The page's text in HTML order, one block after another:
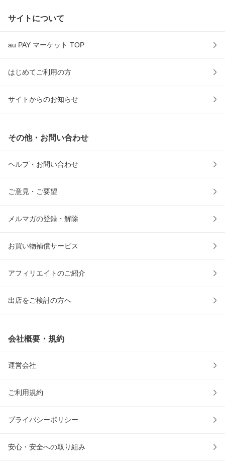
サイトについて
au PAY マーケット TOP
はじめてご利用の方
サイトからのお知らせ
その他・お問い合わせ
ヘルプ・お問い合わせ
ご意見・ご要望
メルマガの登録・解除
お買い物補償サービス
アフィリエイトのご紹介
出店をご検討の方へ
会社概要・規約
運営会社
ご利用規約
プライバシーポリシー
安心・安全への取り組み